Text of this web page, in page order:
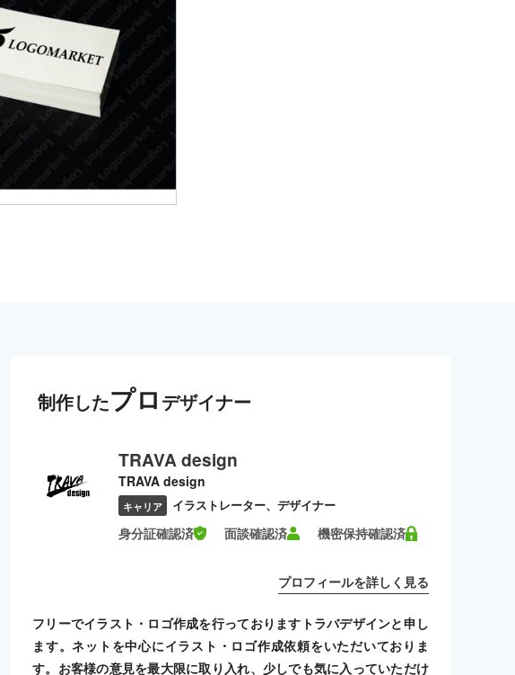
制作したプロ デザイナー
TRAVA design
TRAVA design
キャリア イラストレーター、デザイナー
身分証確認済 面談確認済 機密保持確認済
プロフィールを詳しく見る
フリーでイラスト・ロゴ作成を行っておりますトラバデザインと申し
ます。ネットを中心にイラスト・ロゴ作成依頼をいただいておりま
す。お客様の意見を最大限に取り入れ、少しでも気に入っていただけ